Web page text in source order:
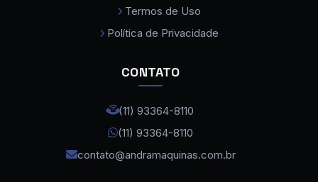
Dobradeira de Tubos CNC
Dobradeira Hidraulica CNC
Fonte Laser Fibra Max Cabeça Raytools
Termos de Uso
Política de Privacidade
CONTATO
(11) 93364-8110
(11) 93364-8110
contato@andramaquinas.com.br